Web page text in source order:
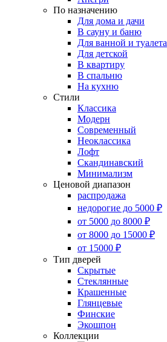
По назначению
Для дома и дачи
В сауну и баню
Для ванной и туалета
Для детской
В квартиру
В спальню
На кухню
Стили
Классика
Модерн
Современный
Неоклассика
Лофт
Скандинавский
Минимализм
Ценовой диапазон
распродажа
недорогие до 5000 ₽
от 5000 до 8000 ₽
от 8000 до 15000 ₽
от 15000 ₽
Тип дверей
Скрытые
Стеклянные
Крашенные
Глянцевые
Финские
Экошпон
Коллекции